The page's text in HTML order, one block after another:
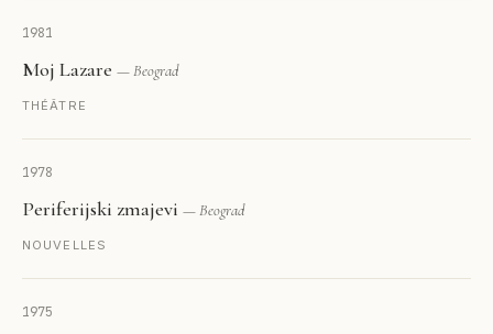
1981
Moj Lazare — Beograd
THÉÂTRE
1978
Periferijski zmajevi — Beograd
NOUVELLES
1975